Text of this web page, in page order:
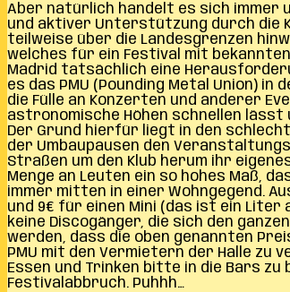
Aber natürlich handelt es sich immer
und aktiver Unterstützung durch die
teilweise über die Landesgrenzen
welches für ein Festival mit
Madrid tatsächlich eine
es das PMU (Pounding Metal Union)
die Fülle an Konzerten und anderer
astronomische Höhen schnellen lässt
Der Grund hierfür liegt in den
der Umbaupausen den
Straßen um den Klub herum ihr
Menge an Leuten ein so hohes Maß,
immer mitten in einer Wohngegend.
und 9€ für einen Mini (das ist ein
keine Discogänger, die sich den
werden, dass die oben genannten
PMU mit den Vermietern der Halle zu
Essen und Trinken bitte in die Bars
Festivalabbruch. Puhhh…